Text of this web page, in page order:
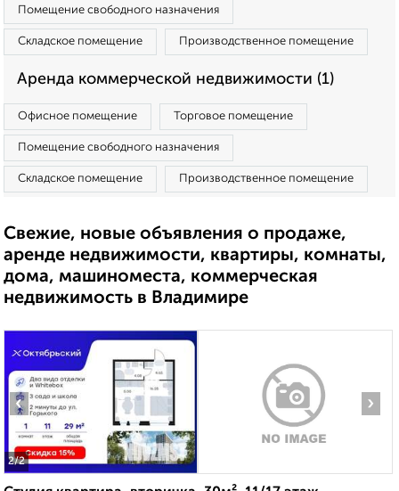
Помещение свободного назначения
Складское помещение Производственное помещение
Аренда коммерческой недвижимости (1)
Офисное помещение Торговое помещение
Помещение свободного назначения
Складское помещение Производственное помещение
Свежие, новые объявления о продаже,
аренде недвижимости, квартиры, комнаты,
дома, машиноместа, коммерческая
недвижимость в Владимире
2/2
‹ ›